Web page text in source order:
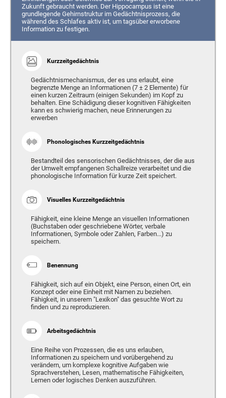
Zukunft gebraucht werden. Der Hippocampus ist eine
grundlegende Gehirnstruktur im Gedächtnisprozess, die
während des Schlafes aktiv ist, um tagsüber erworbene
Information zu festigen.
Kurzzeitgedächtnis
Gedächtnismechanismus, der es uns erlaubt, eine
begrenzte Menge an Informationen (7 ± 2 Elemente) für
einen kurzen Zeitraum (einigen Sekunden) im Kopf zu
behalten. Eine Schädigung dieser kognitiven Fähigkeiten
kann es schwierig machen, neue Erinnerungen zu
erwerben
Phonologisches Kurzzeitgedächtnis
Bestandteil des sensorischen Gedächtnisses, der die aus
der Umwelt empfangenen Schallreize verarbeitet und die
phonologische Information für kurze Zeit speichert.
Visuelles Kurzzeitgedächtnis
Fähigkeit, eine kleine Menge an visuellen Informationen
(Buchstaben oder geschriebene Wörter, verbale
Informationen, Symbole oder Zahlen, Farben...) zu
speichern.
Benennung
Fähigkeit, sich auf ein Objekt, eine Person, einen Ort, ein
Konzept oder eine Einheit mit Namen zu beziehen.
Fähigkeit, in unserem "Lexikon" das gesuchte Wort zu
finden und zu reproduzieren.
Arbeitsgedächtnis
Eine Reihe von Prozessen, die es uns erlauben,
Informationen zu speichern und vorübergehend zu
verändern, um komplexe kognitive Aufgaben wie
Sprachverstehen, Lesen, mathematische Fähigkeiten,
Lernen oder logisches Denken auszuführen.